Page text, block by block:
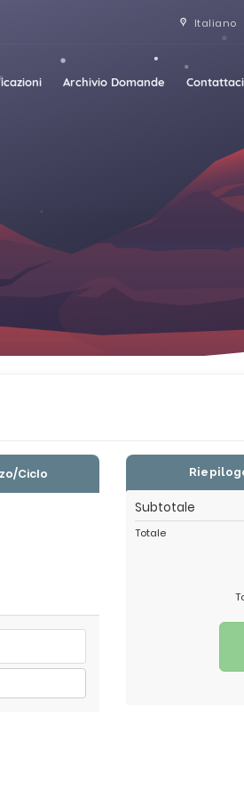
Italiano
Archivio Domande
Ciclo
Subtotale
Totale